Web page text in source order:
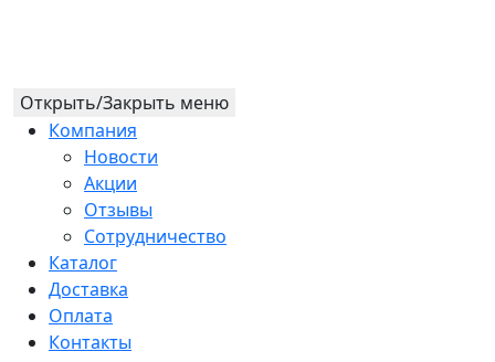
Открыть/Закрыть меню
Компания
Новости
Акции
Отзывы
Сотрудничество
Каталог
Доставка
Оплата
Контакты